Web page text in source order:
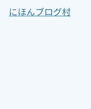
にほんブログ村